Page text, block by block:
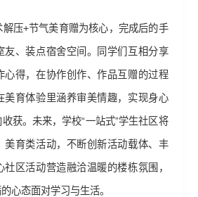
压+节气美育赠为核心，完成后的手
友、装点宿舍空间。同学们互相分享
心得，在协作创作、作品互赠的过程
美育体验里涵养审美情趣，实现身心
获。未来，学校“一站式”学生社区将
美育类活动，不断创新活动载体、丰
区活动营造融洽温暖的楼栋氛围，
心态面对学习与生活。